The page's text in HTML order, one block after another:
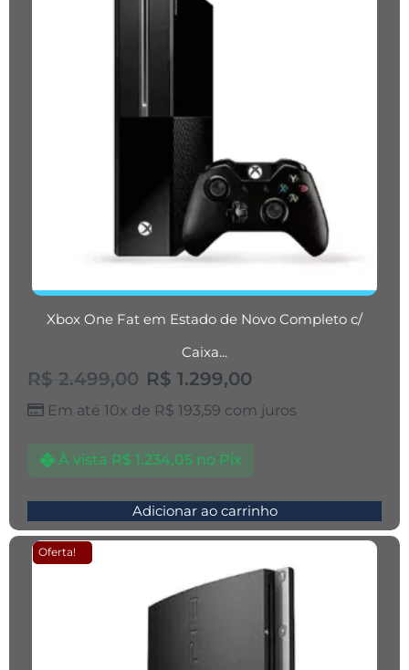
Xbox One Fat em Estado de Novo Completo c/
Caixa...
R$ 2.499,00 R$ 1.299,00
Em até 10x de R$ 193,59 com juros
À vista R$ 1.234,05 no Pix
Adicionar ao carrinho
Oferta!